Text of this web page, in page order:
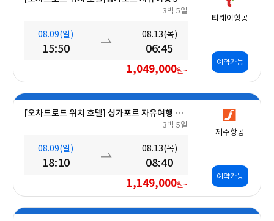
3박 5일
08.09(일)
15:50
08.13(목)
06:45
1,049,000원~
티웨이항공
예약가능
[오차드로드 위치 호텔] 싱가포르 자유여행 5일 #조식포함
3박 5일
08.09(일)
18:10
08.13(목)
08:40
1,149,000원~
제주항공
예약가능